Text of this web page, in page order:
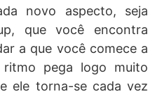
novo aspecto, seja
que você encontra
a que você comece a
pega logo muito
ele torna-se cada vez